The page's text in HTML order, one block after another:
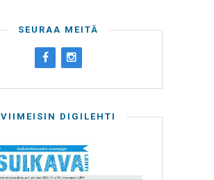
SEURAA MEITÄ
VIIMEISIN DIGILEHTI